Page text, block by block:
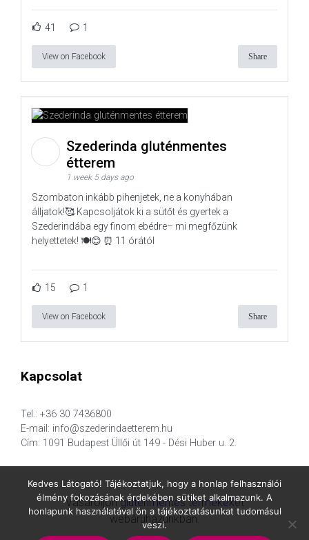
41 1
View on Facebook Share
Szederinda gluténmentes
étterem
1 week 5 days ago
Szombaton inkább pihenjetek, ne a konyhában
álljatok!🥰 Kapcsoljátok ki a sütőt és gyertek a
Szederindába egy finom ebédre– mi megfőzünk
helyettetek! 🍽️😊 ⏰ 11 órától
15 1
View on Facebook Share
Kapcsolat
Tel.: +36 30 7436800
E-mail: info@szederindaetterem.hu
Cím: 1091 Budapest Üllői út 149 - Dési Huber u. 2.
Vásároljongluténmentes termékeket
webáruházunkban.
Kedves Látogató! Tájékoztatjuk, hogy a honlap felhasználói
élmény fokozásának érdekében sütiket alkalmazunk. A
honlapunk használatával ön a tájékoztatásunkat tudomásul
veszi.